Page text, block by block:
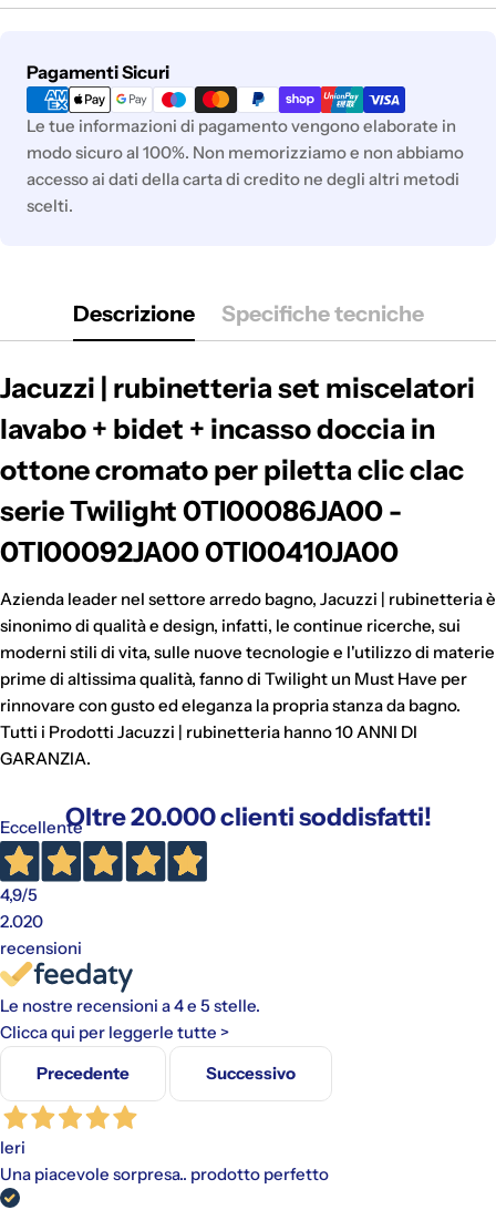
Pagamenti Sicuri
Metodi
di
pagamento
Le tue informazioni di pagamento vengono elaborate in
modo sicuro al 100%. Non memorizziamo e non abbiamo
accesso ai dati della carta di credito ne degli altri metodi
scelti.
Descrizione Specifiche tecniche
Jacuzzi | rubinetteria set miscelatori
lavabo + bidet + incasso doccia in
ottone cromato per piletta clic clac
serie Twilight 0TI00086JA00 -
0TI00092JA00 0TI00410JA00
Azienda leader nel settore arredo bagno, Jacuzzi | rubinetteria è
sinonimo di qualità e design, infatti, le continue ricerche, sui
moderni stili di vita, sulle nuove tecnologie e l'utilizzo di materie
prime di altissima qualità, fanno di Twilight un Must Have per
rinnovare con gusto ed eleganza la propria stanza da bagno.
Tutti i Prodotti Jacuzzi | rubinetteria hanno 10 ANNI DI
GARANZIA.
Oltre 20.000 clienti soddisfatti!
Eccellente
4,9/5
2.020
recensioni
Le nostre recensioni a 4 e 5 stelle.
Clicca qui per leggerle tutte >
Precedente
Successivo
Ieri
Una piacevole sorpresa.. prodotto perfetto